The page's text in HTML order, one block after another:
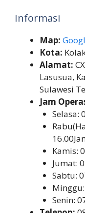
Informasi
Map:
Kota:
Alamat:
Lasusua,
Sulawesi
Jam
Selasa:
Kamis:
Jumat:
Sabtu:
Senin: